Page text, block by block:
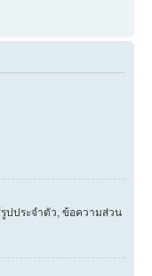
ปประจำตัว, ข้อความส่วน